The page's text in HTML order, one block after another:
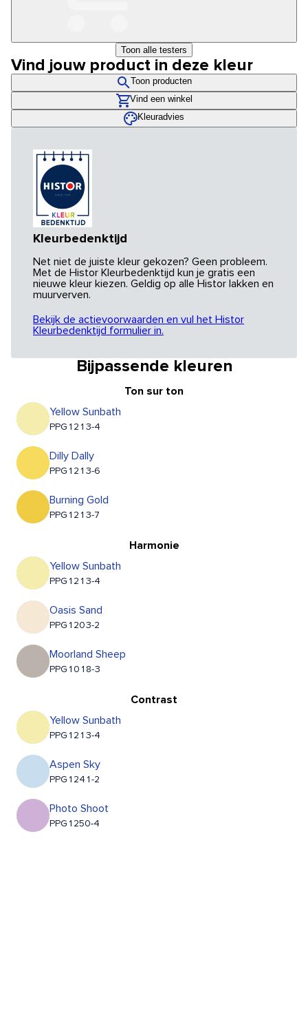
Toon alle testers
Vind jouw product in deze kleur
Toon producten
Vind een winkel
Kleuradvies
Kleurbedenktijd
Net niet de juiste kleur gekozen? Geen probleem.
Met de Histor Kleurbedenktijd kun je gratis een
nieuwe kleur kiezen. Geldig op alle Histor lakken en
muurverven.
Bekijk de actievoorwaarden en vul het Histor
Kleurbedenktijd formulier in.
Bijpassende kleuren
Ton sur ton
Yellow Sunbath
PPG1213-4
Dilly Dally
PPG1213-6
Burning Gold
PPG1213-7
Harmonie
Yellow Sunbath
PPG1213-4
Oasis Sand
PPG1203-2
Moorland Sheep
PPG1018-3
Contrast
Yellow Sunbath
PPG1213-4
Aspen Sky
PPG1241-2
Photo Shoot
PPG1250-4